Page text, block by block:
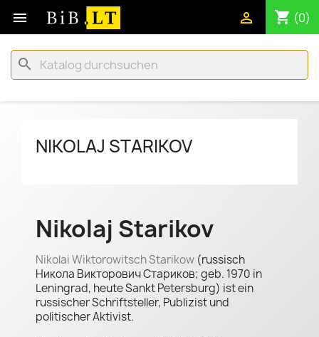
 shopping_cart (0)

search
NIKOLAJ STARIKOV
Nikolaj Starikov
Nikolai Wiktorowitsch Starikow (russisch
Никола Викторович Стариков; geb. 1970 in
Leningrad, heute Sankt Petersburg) ist ein
russischer Schriftsteller, Publizist und
politischer Aktivist.